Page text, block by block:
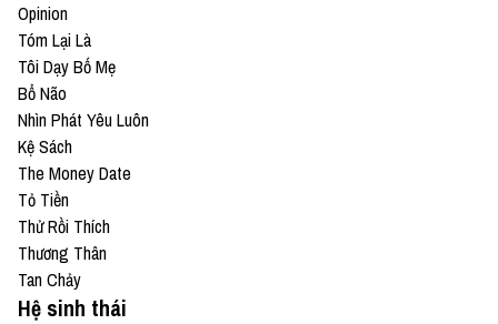
Opinion
Tóm Lại Là
Tôi Dạy Bố Mẹ
Bổ Não
Nhìn Phát Yêu Luôn
Kệ Sách
The Money Date
Tỏ Tiền
Thử Rồi Thích
Thương Thân
Tan Chảy
Hệ sinh thái